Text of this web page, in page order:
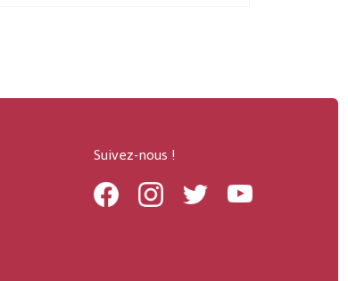
Suivez-nous !
FacebookInstagramTwitter Youtube